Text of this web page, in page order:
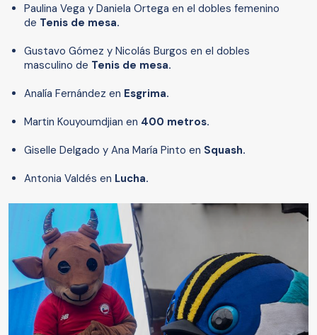
Paulina Vega y Daniela Ortega en el dobles femenino
de Tenis de mesa.
Gustavo Gómez y Nicolás Burgos en el dobles
masculino de Tenis de mesa.
Analía Fernández en Esgrima.
Martin Kouyoumdjian en 400 metros.
Giselle Delgado y Ana María Pinto en Squash.
Antonia Valdés en Lucha.